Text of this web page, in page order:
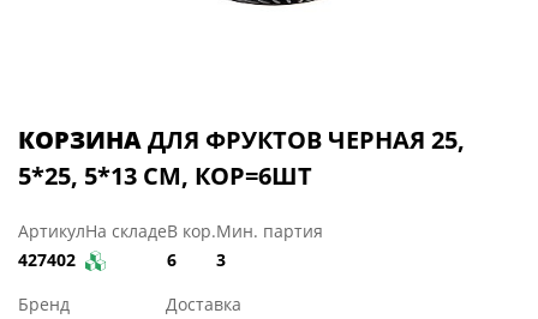
КОРЗИНАДЛЯ ФРУКТОВ ЧЕРНАЯ 25,
5*25, 5*13 СМ, КОР=6ШТ
Артикул
427402
На складеВ кор.
6
Мин. партия
3
Бренд
Доставка